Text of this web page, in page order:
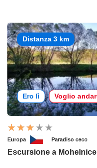
Distanza 3 km
Ero lì Voglio
Europa Paradiso ceco
Escursione a